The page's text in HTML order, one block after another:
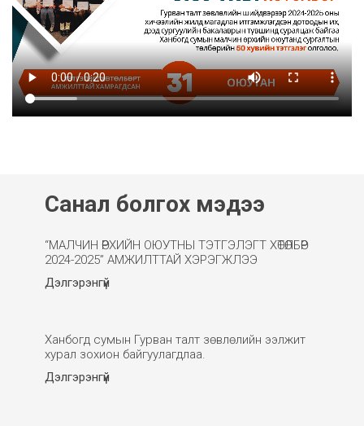
Санал болгох мэдээ
“МАЛЧИН ӨРХИЙН ОЮУТНЫ ТЭТГЭЛЭГТ ХӨТӨЛБӨР
2024-2025” АМЖИЛТТАЙ ХЭРЭГЖЛЭЭ
Дэлгэрэнгүй
Ханбогд сумын Гурван талт зөвлөлийн ээлжит
хурал зохион байгуулагдлаа.
Дэлгэрэнгүй